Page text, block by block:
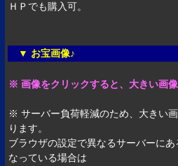
ＨＰでも購入可。
▼ お宝画像♪
※ 画像をクリックすると、大きい画
※ サーバー負荷軽減のため、大きい
ります。
ブラウザの設定で異なるサーバーに
なっている場合は